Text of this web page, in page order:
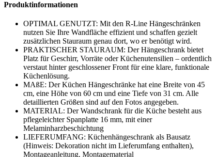
Produktinformationen
OPTIMAL GENUTZT: Mit den R-Line Hängeschränken
nutzen Sie Ihre Wandfläche effizient und schaffen gezielt
zusätzlichen Stauraum genau dort, wo er benötigt wird.
PRAKTISCHER STAURAUM: Der Hängeschrank bietet
Platz für Geschirr, Vorräte oder Küchenutensilien – ordentlich
verstaut hinter geschlossener Front für eine klare, funktionale
Küchenlösung.
MAßE: Der Küchen Hängeschränke hat eine Breite von 45
cm, eine Höhe von 60 cm und eine Tiefe von 31 cm. Alle
detaillierten Größen sind auf den Fotos angegeben.
MATERIAL: Der Wandschrank für die Küche besteht aus
pflegeleichter Spanplatte 16 mm, mit einer
Melaminharzbeschichtung
LIEFERUMFANG: Küchenhängeschrank als Bausatz
(Hinweis: Dekoration nicht im Lieferumfang enthalten),
Montageanleitung, Montagematerial